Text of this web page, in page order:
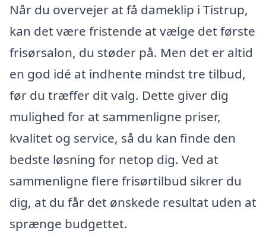
Når du overvejer at få dameklip i Tistrup,
kan det være fristende at vælge det første
frisørsalon, du støder på. Men det er altid
en god idé at indhente mindst tre tilbud,
før du træffer dit valg. Dette giver dig
mulighed for at sammenligne priser,
kvalitet og service, så du kan finde den
bedste løsning for netop dig. Ved at
sammenligne flere frisørtilbud sikrer du
dig, at du får det ønskede resultat uden at
sprænge budgettet.